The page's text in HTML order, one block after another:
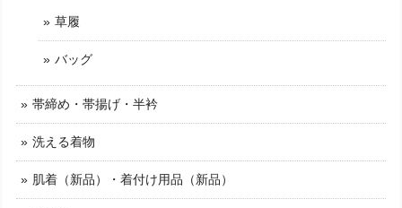
草履
バッグ
帯締め・帯揚げ・半衿
洗える着物
肌着（新品）・着付け用品（新品）